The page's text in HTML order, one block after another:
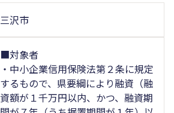
三沢市
■対象者
・中小企業信用保険法第２条に規定
するもので、県要綱により融資（融
資額が１千万円以内、かつ、融資期